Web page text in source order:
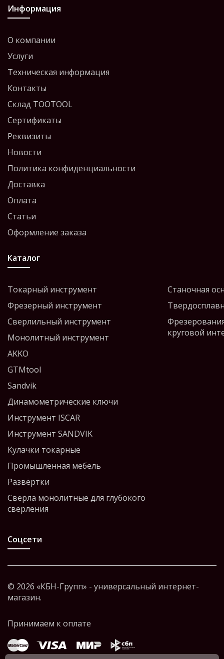
Информация
О компании
Услуги
Техническая информация
Контакты
Склад TOOTOOL
Сертификаты
Реквизиты
Новости
Политика конфиденциальности
Доставка
Оплата
Статьи
Оформление заказа
Каталог
Токарный инструмент
Фрезерный инструмент
Сверлильный инструмент
Монолитный инструмент
AKKO
GTMtool
Sandvik
Динамометрические ключи
Инструмент ISCAR
Инструмент SANDVIK
Кулачки токарные
Промышленная мебель
Развёртки
Сверла монолитные для глубокого
сверления
Станочная
круговой
Соцсети
© 2026 «КБН-Групп» - универсальный интернет-
магазин.